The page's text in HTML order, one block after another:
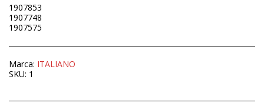
1907853
1907748
1907575
Marca: ITALIANO
SKU: 1